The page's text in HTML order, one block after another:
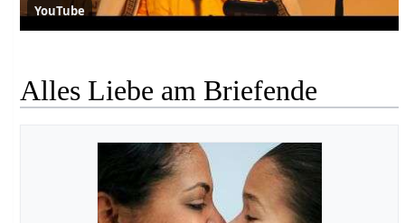
YouTube
Alles Liebe am Briefende